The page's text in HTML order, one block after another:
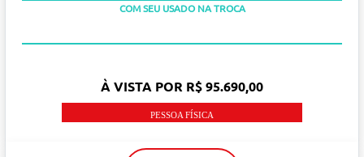
OU TAXA 0%
À VISTA POR R$ 95.690,00
PESSOA FÍSICA